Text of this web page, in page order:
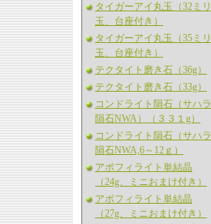
タイガーアイ丸玉（32ミリ
玉、台座付き）
タイガーアイ丸玉（35ミリ
玉、台座付き）
テクタイト磨き石（36g）
テクタイト磨き石（33g）
コンドライト隕石（サハラ
隕石NWA）（３３１g）
コンドライト隕石（サハラ
隕石NWA,6～12ｇ）
アポフィライト単結晶
（24g、ミニおまけ付き）
アポフィライト単結晶
（27g、ミニおまけ付き）